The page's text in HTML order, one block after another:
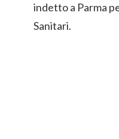
indetto a Parma
Sanitari.